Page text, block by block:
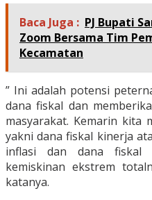
Baca Juga : PJ Bupati
Zoom Bersama Tim
Kecamatan
” Ini adalah potensi
dana fiskal dan
masyarakat. Kemarin kita
yakni dana fiskal kinerja
inflasi dan dana fiskal
kemiskinan ekstrem
katanya.